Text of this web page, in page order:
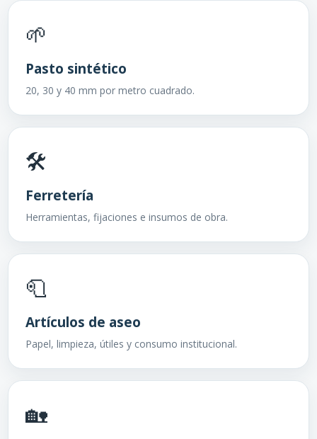
🌱
Pasto sintético
20, 30 y 40 mm por metro cuadrado.
🛠️
Ferretería
Herramientas, fijaciones e insumos de obra.
🧻
Artículos de aseo
Papel, limpieza, útiles y consumo institucional.
🏡